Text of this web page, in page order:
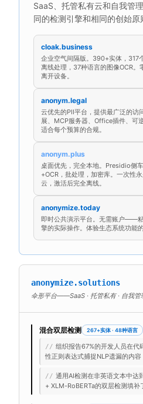
SaaS、托管私有云和自我管
同的检测引擎和相同的创始原
cloak.business
企业空气间隔版。390+实体，317
离线处理，37种语言的图像OCR
离开设备。
anonym.legal
云优先的PII平台，提供最广泛的访
展、MCP服务器、Office插件、
适合每个预算的合规。
anonym.plus
桌面优先，完全本地。Presidio侧
+OCR，批处理，加密库。一次性
云，激活后完全离线。
anonymize.today
即时公共演示平台。无需账户——
擎的实际操作。体验生态系统功能的
anonymize.solutions
伞形平台——SaaS · 托管私有 · 自我管
混合双层检测 267+实体 · 48种语言
// 组织报告67%的开发人员在
性正则表达式捕捉NLP遗漏的内
// 通用AI检测在非英语文本中
+ XLM-RoBERTa的双层检测填